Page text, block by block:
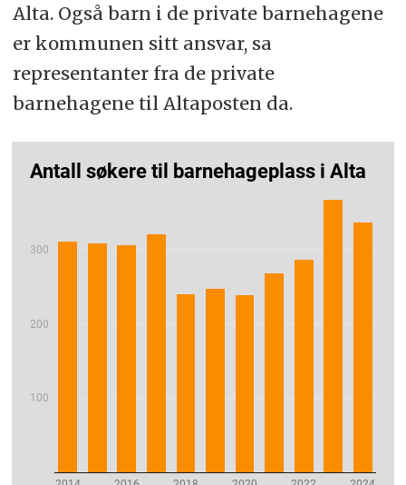
Alta. Også barn i de private barnehagene
er kommunen sitt ansvar, sa
representanter fra de private
barnehagene til Altaposten da.